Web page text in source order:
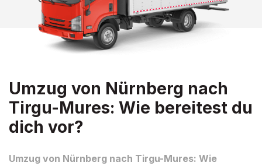
Umzug von Nürnberg nach
Tirgu-Mures: Wie bereitest du
dich vor?
Umzug von Nürnberg nach Tirgu-Mures: Wie